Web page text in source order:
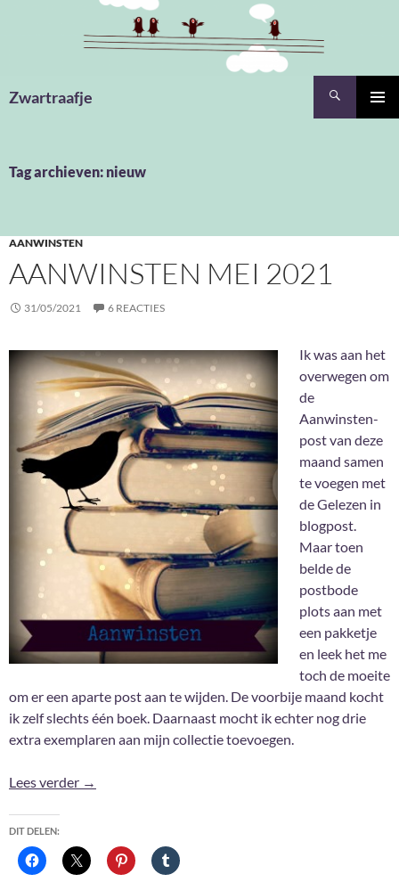
Zwartraafje
Tag archieven: nieuw
AANWINSTEN
AANWINSTEN MEI 2021
31/05/2021 6 REACTIES
Ik was aan het
overwegen om
de
Aanwinsten-
post van deze
maand samen
te voegen met
de Gelezen in
blogpost.
Maar toen
belde de
postbode
plots aan met
een pakketje
en leek het me
toch de moeite
om er een aparte post aan te wijden. De voorbije maand kocht
ik zelf slechts één boek. Daarnaast mocht ik echter nog drie
extra exemplaren aan mijn collectie toevoegen.
Lees verder Aanwinsten Mei 2021
→
DIT DELEN: